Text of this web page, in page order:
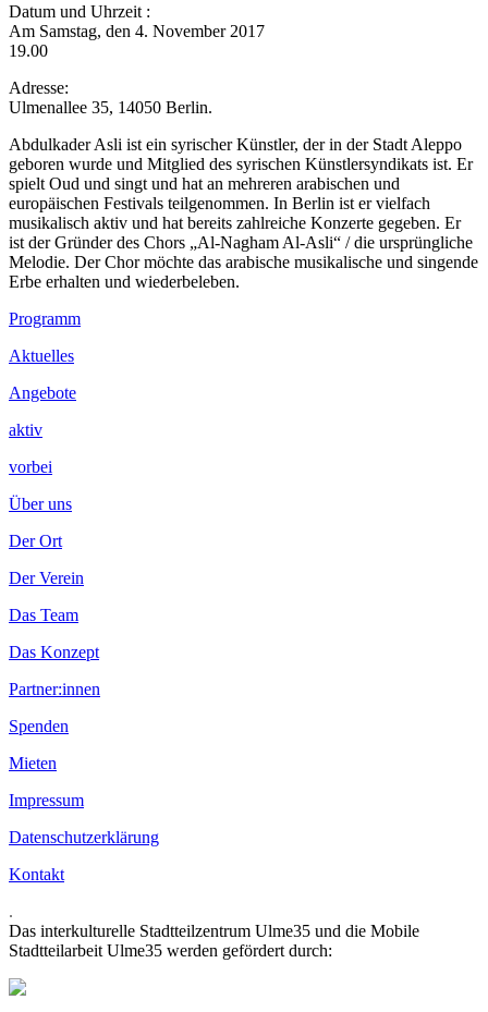
Datum und Uhrzeit :
Am Samstag, den 4. November 2017
19.00
Adresse:
Ulmenallee 35, 14050 Berlin.
Abdulkader Asli ist ein syrischer Künstler, der in der Stadt Aleppo
geboren wurde und Mitglied des syrischen Künstlersyndikats ist. Er
spielt Oud und singt und hat an mehreren arabischen und
europäischen Festivals teilgenommen. In Berlin ist er vielfach
musikalisch aktiv und hat bereits zahlreiche Konzerte gegeben. Er
ist der Gründer des Chors „Al-Nagham Al-Asli“ / die ursprüngliche
Melodie. Der Chor möchte das arabische musikalische und singende
Erbe erhalten und wiederbeleben.
Footer
Inhalt
Programm
Aktuelles
Angebote
aktiv
vorbei
Über uns
Der Ort
Der Verein
Das Team
Das Konzept
Partner:innen
Spenden
Mieten
Impressum
Datenschutzerklärung
Kontakt
.
Das interkulturelle Stadtteilzentrum Ulme35 und die Mobile
Stadtteilarbeit Ulme35 werden gefördert durch: